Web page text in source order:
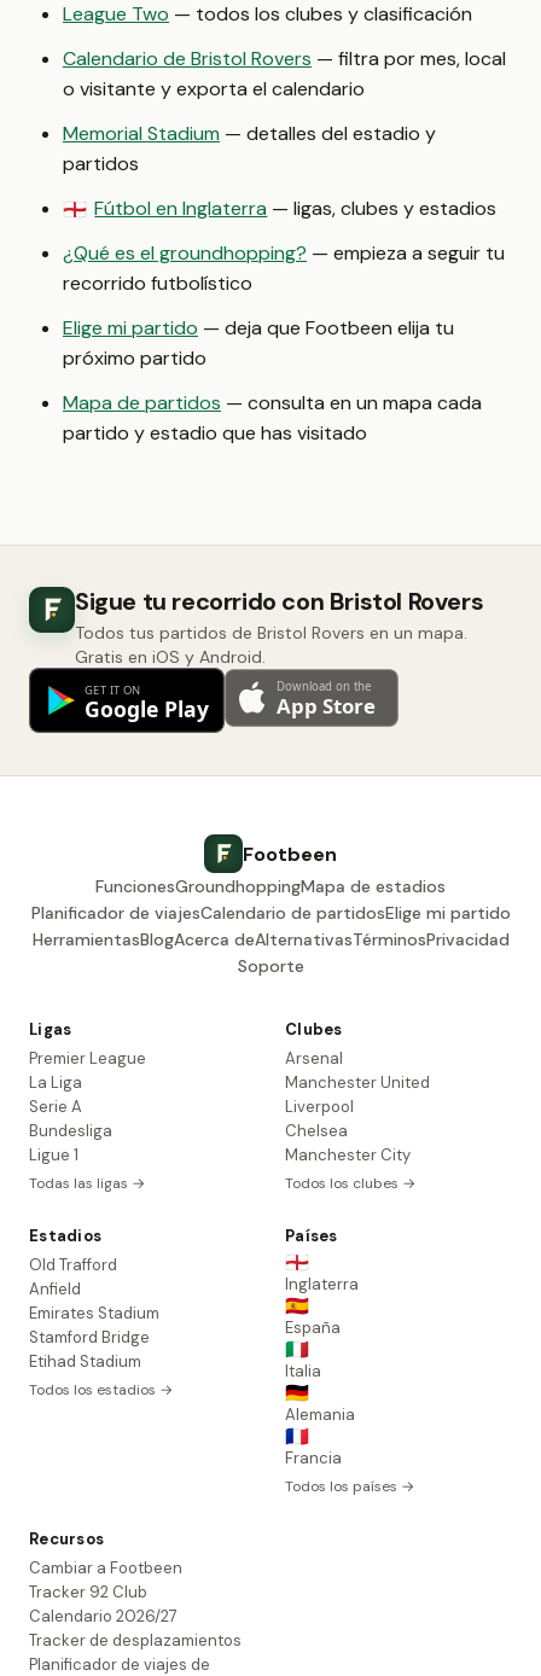
League Two — todos los clubes y clasificación
Calendario de Bristol Rovers — filtra por mes, local
o visitante y exporta el calendario
Memorial Stadium — detalles del estadio y
partidos
🏴󠁧󠁢󠁥󠁮󠁧󠁿 Fútbol en Inglaterra — ligas, clubes y estadios
¿Qué es el groundhopping? — empieza a seguir tu
recorrido futbolístico
Elige mi partido — deja que Footbeen elija tu
próximo partido
Mapa de partidos — consulta en un mapa cada
partido y estadio que has visitado
Sigue tu recorrido con Bristol Rovers
Todos tus partidos de Bristol Rovers en un mapa.
Gratis en iOS y Android.
Footbeen
FuncionesGroundhoppingMapa de estadios
Planificador de viajesCalendario de partidosElige mi partido
HerramientasBlogAcerca deAlternativasTérminosPrivacidad
Soporte
Ligas
Premier League
La Liga
Serie A
Bundesliga
Ligue 1
Todas las ligas →
Clubes
Arsenal
Manchester United
Liverpool
Chelsea
Manchester City
Todos los clubes →
Estadios
Old Trafford
Anfield
Emirates Stadium
Stamford Bridge
Etihad Stadium
Todos los estadios →
Países
🏴󠁧󠁢󠁥󠁮󠁧󠁿
Inglaterra
🇪🇸
España
🇮🇹
Italia
🇩🇪
Alemania
🇫🇷
Francia
Todos los países →
Recursos
Cambiar a Footbeen
Tracker 92 Club
Calendario 2026/27
Tracker de desplazamientos
Planificador de viajes de